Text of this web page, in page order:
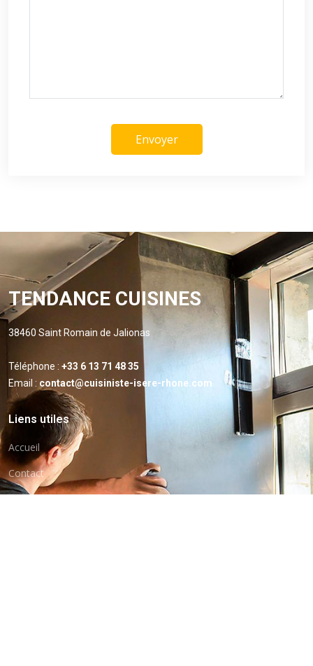
Envoyer
TENDANCE CUISINES
38460 Saint Romain de Jalionas
Téléphone : +33 6 13 71 48 35
Email : contact@cuisiniste-isere-rhone.com
Liens utiles
Accueil
Contact